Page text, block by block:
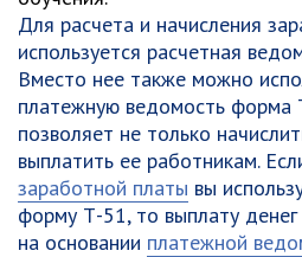
Для расчета и начисления
используется расчетная
Вместо нее также можно
платежную ведомость форма
позволяет не только
выплатить ее работникам.
заработной платы вы
форму Т-51, то выплату
на основании платежной